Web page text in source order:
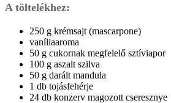
A töltelékhez:
250 g krémsajt (mascarpone)
vaníliaaroma
50 g cukornak megfelelő sztíviapor
100 g aszalt szilva
50 g darált mandula
1 db tojásfehérje
24 db konzerv magozott cseresznye